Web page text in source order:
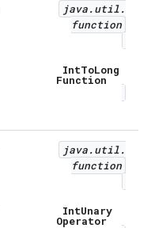
java.util.
function
IntToLong
Function
java.util.
function
IntUnary
Operator